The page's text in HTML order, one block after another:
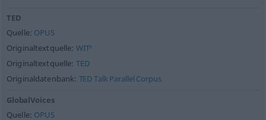
TED
Quelle: OPUS
Originaltextquelle: WIT³
Originaltextquelle: TED
Originaldatenbank: TED Talk Parallel Corpus
GlobalVoices
Quelle: OPUS